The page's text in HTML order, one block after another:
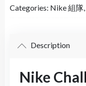
Categories: Nike 組隊,
Description
Nike